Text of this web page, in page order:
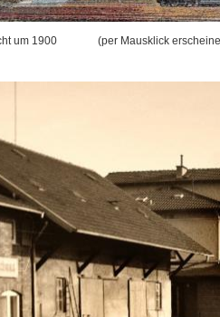
um 1900 (per Mausklick erscheinen